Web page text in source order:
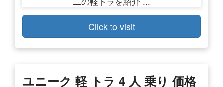
Click to visit
ユニーク 軽 トラ 4 人 乗り 価格